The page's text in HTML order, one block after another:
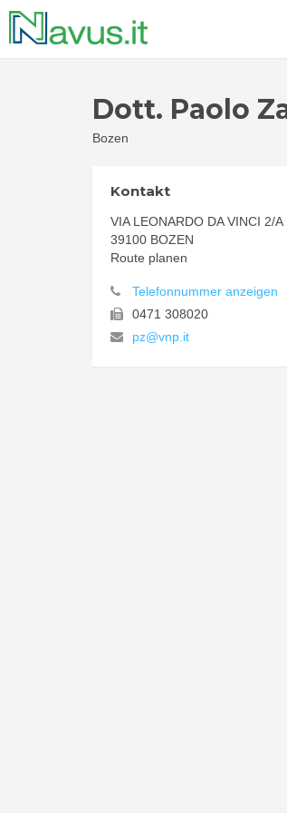
Dott. Paolo
Bozen
Kontakt
VIA LEONARDO DA VINCI 2/A
39100 BOZEN
Route planen
Telefonnummer anzeigen
0471 308020
pz@vnp.it